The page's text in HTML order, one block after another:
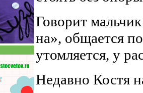
Говорит
на», общается
утомляется, у
Недавно Костя